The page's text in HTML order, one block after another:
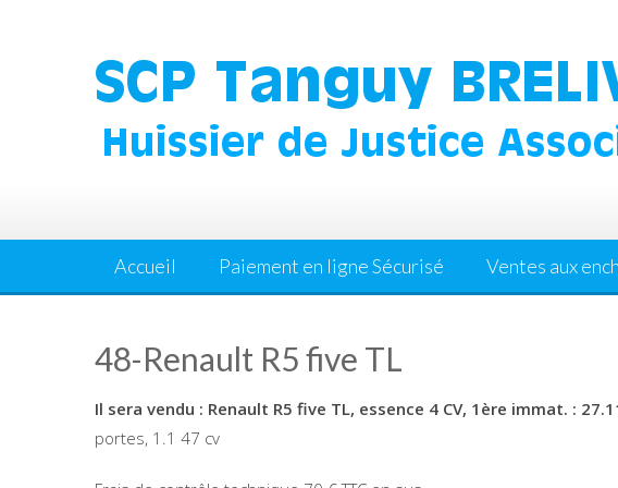
Accueil Paiement en ligne Sécurisé Ventes aux
48-Renault R5 five TL
Il sera vendu : Renault R5 five TL, essence 4 CV, 1ère immat. :
portes, 1.1 47 cv